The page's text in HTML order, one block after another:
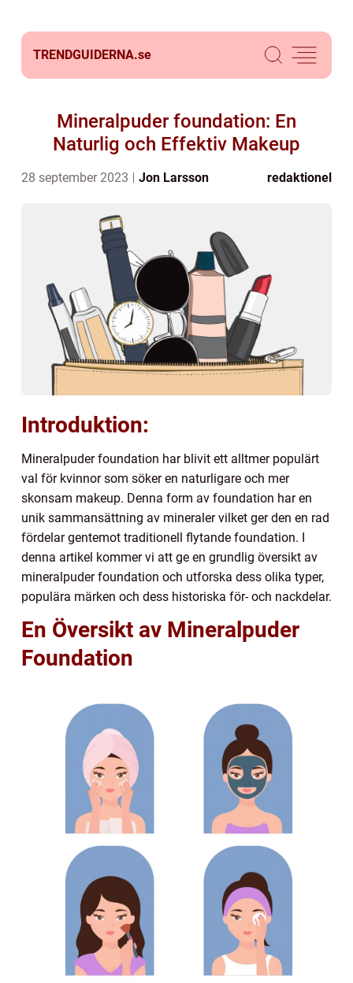
TRENDGUIDERNA.se
Mineralpuder foundation: En
Naturlig och Effektiv Makeup
28 september 2023 Jon Larsson redaktionel
Introduktion:
Mineralpuder foundation har blivit ett alltmer populärt
val för kvinnor som söker en naturligare och mer
skonsam makeup. Denna form av foundation har en
unik sammansättning av mineraler vilket ger den en rad
fördelar gentemot traditionell flytande foundation. I
denna artikel kommer vi att ge en grundlig översikt av
mineralpuder foundation och utforska dess olika typer,
populära märken och dess historiska för- och nackdelar.
En Översikt av Mineralpuder
Foundation